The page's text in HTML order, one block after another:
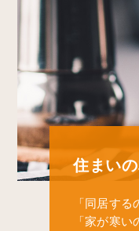
住まい
「同居す
「家が寒